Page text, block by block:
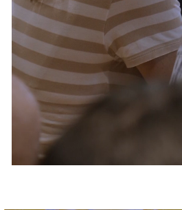
Servizi e accessibilità
Contatti
FAQ
Biglietti